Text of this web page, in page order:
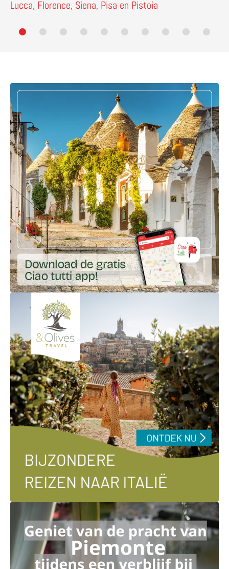
Lucca, Florence, Siena, Pisa en Pistoia
Ga naar externe link: https://app.gohere.app/share/
Ga naar externe link: https://andolives.nl/italie